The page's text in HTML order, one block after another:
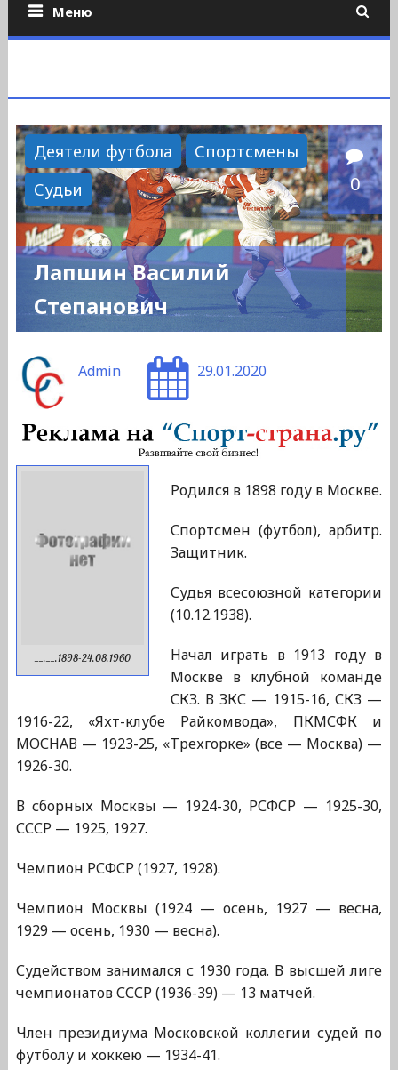
Меню
Деятели футбола
Спортсмены
Судьи
0
Лапшин Василий
Степанович
Admin 29.01.2020
__.__.1898-24.08.1960
Родился в 1898 году в Москве.
Спортсмен (футбол), арбитр.
Защитник.
Судья всесоюзной категории
(10.12.1938).
Начал играть в 1913 году в
Москве в клубной команде
СКЗ. В ЗКС — 1915-16, СКЗ —
1916-22, «Яхт-клубе Райкомвода», ПКМСФК и
МОСНАВ — 1923-25, «Трехгорке» (все — Москва) —
1926-30.
В сборных Москвы — 1924-30, РСФСР — 1925-30,
СССР — 1925, 1927.
Чемпион РСФСР (1927, 1928).
Чемпион Москвы (1924 — осень, 1927 — весна,
1929 — осень, 1930 — весна).
Судейством занимался с 1930 года. В высшей лиге
чемпионатов СССР (1936-39) — 13 матчей.
Член президиума Московской коллегии судей по
футболу и хоккею — 1934-41.